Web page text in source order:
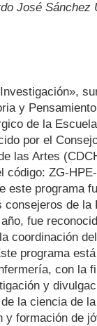
José Sánchez
y
de la
por el
las Artes
código: ZG-
este programa
de
fue
coordinación
programa
con la
y
la ciencia de
y formación de